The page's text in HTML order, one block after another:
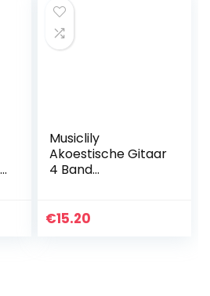
Musiclily
Akoestische Gitaar
4 Band
Piezo Pickup
€15.20